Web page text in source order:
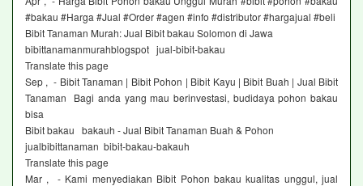
#bakau #Harga #Jual #Order #agen #info #distributor #hargajual #beli
Bibit Tanaman Murah: Jual Bibit bakau Solomon di Jawa
bibittanamanmurahblogspot jual-bibit-bakau
Translate this page
Sep , - Bibit Tanaman | Bibit Pohon | Bibit Kayu | Bibit Buah | Jual Bibit
Tanaman Bagi anda yang mau berinvestasi, budidaya pohon bakau
bisa
Bibit bakau bakauh - Jual Bibit Tanaman Buah & Pohon
jualbibittanaman bibit-bakau-bakauh
Translate this page
Mar , - Kami menyediakan Bibit Pohon bakau kualitas unggul, jual